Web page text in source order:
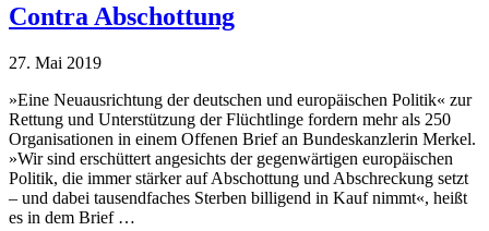
Contra Abschottung
27. Mai 2019
»Eine Neuausrichtung der deutschen und europäischen Politik« zur
Rettung und Unterstützung der Flüchtlinge fordern mehr als 250
Organisationen in einem Offenen Brief an Bundeskanzlerin Merkel.
»Wir sind erschüttert angesichts der gegenwärtigen europäischen
Politik, die immer stärker auf Abschottung und Abschreckung setzt
– und dabei tausendfaches Sterben billigend in Kauf nimmt«, heißt
es in dem Brief …